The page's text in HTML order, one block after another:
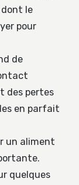
le
pour
de
des pertes
en parfait
un aliment
quelques